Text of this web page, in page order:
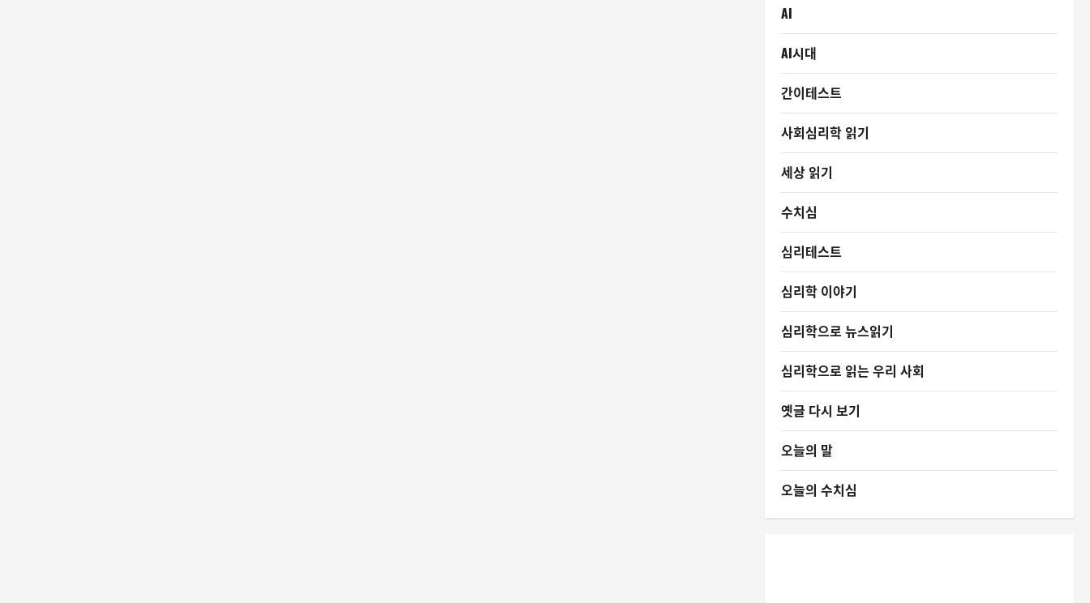
AI
AI시대
간이테스트
사회심리학 읽기
세상 읽기
수치심
심리테스트
심리학 이야기
심리학으로 뉴스읽기
심리학으로 읽는 우리 사회
옛글 다시 보기
오늘의 말
오늘의 수치심